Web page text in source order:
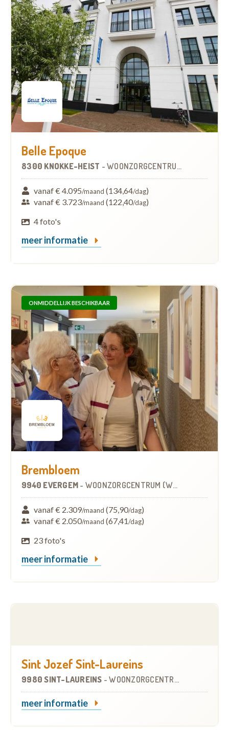
Belle Epoque
8300 KNOKKE-HEIST - WOONZORGCENTRUM (WZC)
vanaf € 4.095/maand (134,64/dag)
vanaf € 3.723/maand (122,40/dag)
4 foto's
meer informatie
ONMIDDELLIJK BESCHIKBAAR
Brembloem
9940 EVERGEM - WOONZORGCENTRUM (WZC)
vanaf € 2.309/maand (75,90/dag)
vanaf € 2.050/maand (67,41/dag)
23 foto's
meer informatie
Sint Jozef Sint-Laureins
9980 SINT-LAUREINS -WOONZORGCENTRUM (WZC)
meer informatie